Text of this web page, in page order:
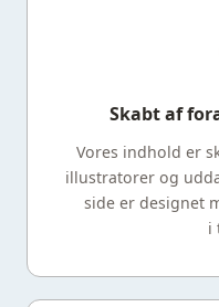
Skabt af
Vores indhold er
illustratorer og
side er designet
i